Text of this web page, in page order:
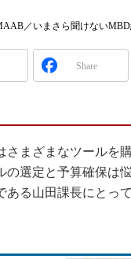
EdgeTech+
Windows Embedded
ISO26262
3Dプリンタ
デジタルツインとCAE
S＆OP
インダストリー4.0
／いまさら聞けない
Share
まざまなツールを
の選定と予算確保は
ある山田課長にとっ